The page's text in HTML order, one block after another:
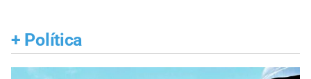
+ Política